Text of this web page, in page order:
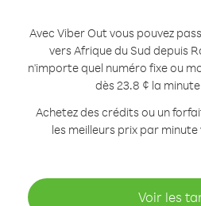
Avec Viber Out vous pouvez
vers Afrique du Sud depuis
n'importe quel numéro fixe ou
dès 23.8 ¢ la
Achetez des crédits ou un
les meilleurs prix par
Voir les